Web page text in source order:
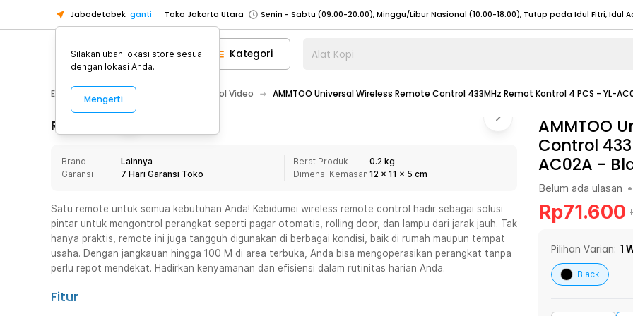
Jabodetabek ganti Toko Jakarta Utara
Toko Tangerang
Toko Cikupa
Pick n Go Jakarta Barat
Senin - Jumat (07:00 - 20:00), Sabtu - Minggu (08:00 - 20:00), Tutup pada Idul Fitri
Pick n Go Bekasi
Senin - Jumat (08:00 - 20:00), Sabtu - Minggu/ Libur Nasional (08:00 - 17:00) Selengkapnya
Senin - Jumat (08:00 - 20:00), Sabtu - Minggu/ Libur Nasional (08:00 - 17:00) Selengkapnya
Senin - Sabtu (09:00-20:00), Minggu/Libur Nasional (12:00-20:00), Tutup pada Idul Fitri
Senin - Sabtu (09:00-20:00), Minggu/Libur Nasional (12:00-20:00), Tutup pada Idul Fitri
Toko Tangerang
Toko Cikupa
Pick n Go Jakarta Barat
Senin - Jumat (07:00 - 20:00), Sabtu - Minggu (08:00 - 20:00), Tutup pada Idul Fitri
Pick n Go Bekasi
Senin - Jumat (08:00 - 20:00), Sabtu - Minggu/ Libur Nasional (08:00 - 17:00) Selengkapnya
Kategori Alat Kopi
Electronic Video Remote Control Video AMMTOO Universal Wireless Remote Control 433MHz Remot Kontrol 4 PCS - YL-
Rincian Produk
Brand
Lainnya
Garansi
7 Hari Garansi Toko
Berat Produk
0.2 kg
Dimensi Kemasan 12 x 11 x 5 cm
Satu remote untuk semua kebutuhan Anda! Kebidumei wireless remote control hadir sebagai solusi
pintar untuk mengontrol perangkat seperti pagar otomatis, rolling door, dan lampu dari jarak jauh. Tak
hanya praktis, remote ini juga tangguh digunakan di berbagai kondisi, baik di rumah maupun tempat
usaha. Dengan jangkauan hingga 100 M di area terbuka, Anda bisa mengoperasikan perangkat tanpa
perlu repot mendekat. Hadirkan kenyamanan dan efisiensi dalam rutinitas harian Anda.
Fitur
AMMTOO
Control
AC02A -
Belum ada ulasan •
Rp71.600
Pilihan Varian: 1
Black
Silakan ubah lokasi store sesuai
dengan lokasi Anda.
Mengerti